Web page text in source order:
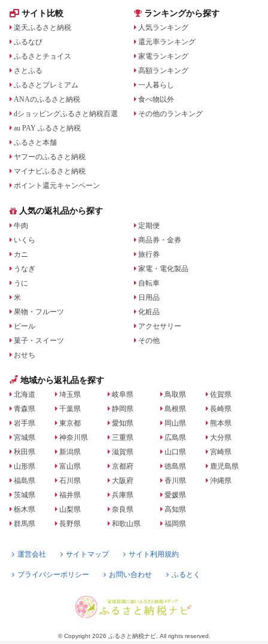
サイト比較
楽天ふるさと納税
ふるなび
ふるさとチョイス
さとふる
ふるさとプレミアム
ANAのふるさと納税
dショッピングふるさと納税百選
au PAY ふるさと納税
ふるさと本舗
ヤフーのふるさと納税
マイナビふるさと納税
ポイント還元キャンペーン
ランキングから探す
人気ランキング
還元率ランキング
家電ランキング
高額ランキング
一人暮らし
食べ物以外
その他のランキング
人気の返礼品から探す
牛肉
いくら
カニ
うなぎ
うに
米
果物・フルーツ
ビール
菓子・スイーツ
おせち
定期便
商品券・金券
旅行券
家電・電化製品
自転車
日用品
化粧品
アクセサリー
その他
地域から返礼品を探す
北海道
青森県
岩手県
宮城県
秋田県
山形県
福島県
茨城県
栃木県
群馬県
埼玉県
千葉県
東京都
神奈川県
新潟県
富山県
石川県
福井県
山梨県
長野県
岐阜県
静岡県
愛知県
三重県
滋賀県
京都府
大阪府
兵庫県
奈良県
和歌山県
鳥取県
島根県
岡山県
広島県
山口県
徳島県
香川県
愛媛県
高知県
福岡県
佐賀県
長崎県
熊本県
大分県
宮崎県
鹿児島県
沖縄県
運営会社 サイトマップ サイト利用規約
プライバシーポリシー お問い合わせ ふるとく
© Copyright 2026 ふるさと納税ナビ. All rights reserved.